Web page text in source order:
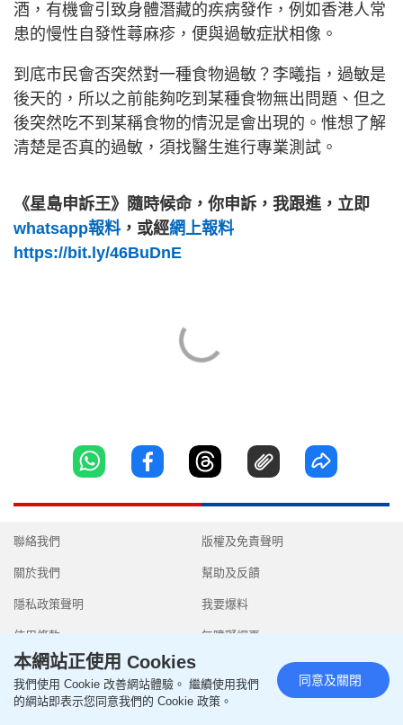
酒，有機會引致身體潛藏的疾病發作，例如香港人常
患的慢性自發性蕁麻疹，便與過敏症狀相像。
到底市民會否突然對一種食物過敏？李曦指，過敏是
後天的，所以之前能夠吃到某種食物無出問題、但之
後突然吃不到某稱食物的情況是會出現的。惟想了解
清楚是否真的過敏，須找醫生進行專業測試。
《星島申訴王》隨時候命，你申訴，我跟進，立即
whatsapp報料，或經網上報料
https://bit.ly/46BuDnE
聯絡我們
關於我們
隱私政策聲明
使用條款
版權及免責聲明
幫助及反饋
我要爆料
無障礙網頁
Copyright © 2026 SingTao Ltd.All rights reserved.
本網站正使用 Cookies
我們使用 Cookie 改善網站體驗。 繼續使用我們
的網站即表示您同意我們的 Cookie 政策。
同意及關閉